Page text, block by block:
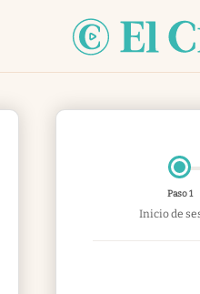
Paso 1
Inicio de